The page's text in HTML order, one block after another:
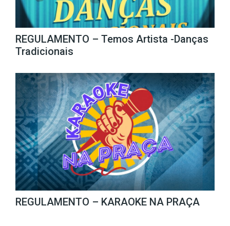
REGULAMENTO – Temos Artista -Danças
Tradicionais
REGULAMENTO – KARAOKE NA PRAÇA